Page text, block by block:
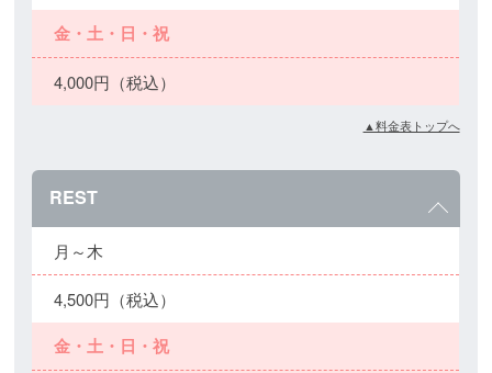
金・土・日・祝
4,000円（税込）
▲料金表トップへ
REST
月～木
4,500円（税込）
金・土・日・祝